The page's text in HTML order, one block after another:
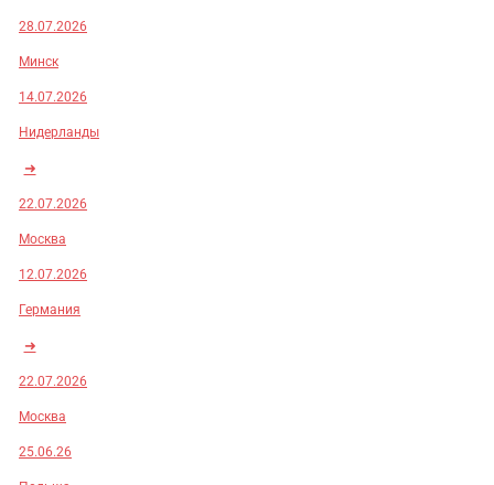
28.07.2026
Минск
14.07.2026
Нидерланды
➜
22.07.2026
Москва
12.07.2026
Германия
➜
22.07.2026
Москва
25.06.26